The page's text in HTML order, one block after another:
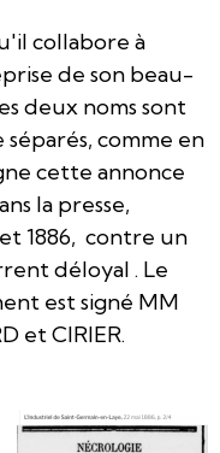
collabore à
de son beau-
deux noms sont
séparés, comme en
cette annonce
la presse,
1886, contre un
déloyal . Le
est signé MM
et CIRIER.